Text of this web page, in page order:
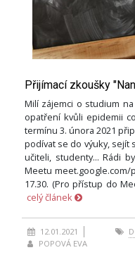
Přijímací zkoušky
Milí zájemci o studium
opatření kvůli epidemii
termínu 3. února 2021
podívat se do výuky, sejít
učiteli, studenty... Rádi
Meetu meet.google.com/
17.30. (Pro přístup do
celý článek
12.01.2021
POPOVÁ EVA